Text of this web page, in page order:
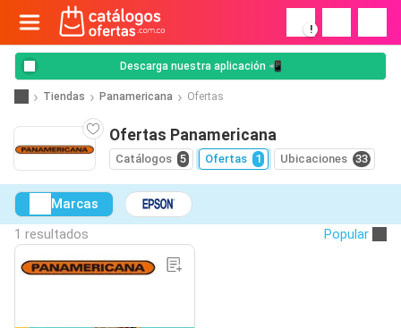
!
Descarga nuestra aplicación 📲
Tiendas Panamericana Ofertas
Ofertas Panamericana
Catálogos 5 Ofertas 1 Ubicaciones 33
Marcas
1 resultados
Popular